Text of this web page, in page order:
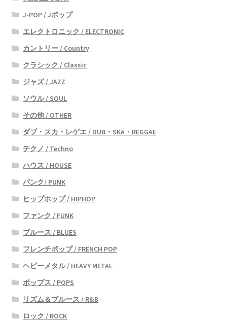
J-POP / Jポップ
エレクトロニック / ELECTRONIC
カントリー / Country
クラシック / Classic
ジャズ / JAZZ
ソウル / SOUL
その他 / OTHER
ダブ・スカ・レゲエ / DUB・SKA・REGGAE
テクノ / Techno
ハウス / HOUSE
パンク/ PUNK
ヒップホップ / HIPHOP
ファンク / FUNK
ブルース / BLUES
フレンチポップ / FRENCH POP
ヘビーメタル / HEAVY METAL
ポップス / POPS
リズム＆ブルース / R&B
ロック / ROCK